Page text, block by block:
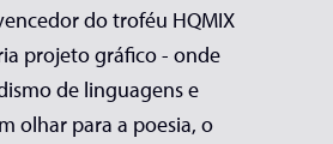
do troféu HQMIX
projeto gráfico - onde
de linguagens e
olhar para a poesia, o